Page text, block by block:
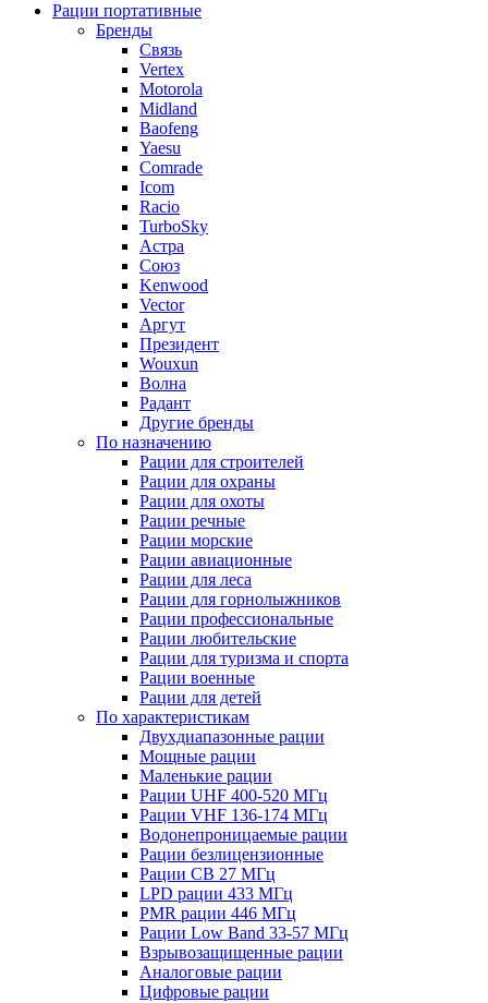
Рации портативные
Бренды
Связь
Vertex
Motorola
Midland
Baofeng
Yaesu
Comrade
Icom
Racio
TurboSky
Астра
Союз
Kenwood
Vector
Аргут
Президент
Wouxun
Волна
Радант
Другие бренды
По назначению
Рации для строителей
Рации для охраны
Рации для охоты
Рации речные
Рации морские
Рации авиационные
Рации для леса
Рации для горнолыжников
Рации профессиональные
Рации любительские
Рации для туризма и спорта
Рации военные
Рации для детей
По характеристикам
Двухдиапазонные рации
Мощные рации
Маленькие рации
Рации UHF 400-520 МГц
Рации VHF 136-174 МГц
Водонепроницаемые рации
Рации безлицензионные
Рации CB 27 МГц
LPD рации 433 МГц
PMR рации 446 МГц
Рации Low Band 33-57 МГц
Взрывозащищенные рации
Аналоговые рации
Цифровые рации